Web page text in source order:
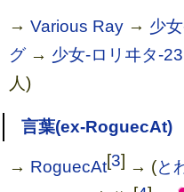
→Various Ray → 少
グ→ 少女-ロリヰタ-
人)
言葉(ex-RoguecAt)
→ RoguecAt[3] → (と